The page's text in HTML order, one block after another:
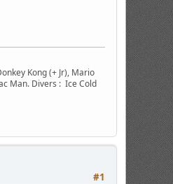
Kong (+ Jr), Mario
Man. Divers : Ice Cold
#1